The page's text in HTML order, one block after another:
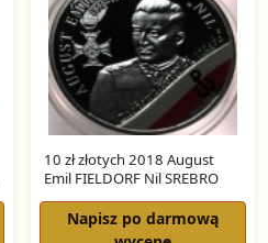
10 zł złotych 2018 August
Emil FIELDORF Nil SREBRO
Napisz po darmową